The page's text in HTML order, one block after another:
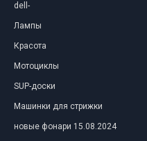
dell-
Лампы
Красота
Мотоциклы
SUP-доски
Машинки для стрижки
новые фонари 15.08.2024